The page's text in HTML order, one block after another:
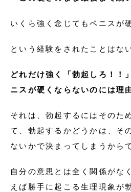
いくら強く念じてもペニスが
という経験をされたことはな
どれだけ強く「勃起しろ！！
ニスが硬くならないのには理
それは、勃起するにはそのた
て、勃起するかどうかは、そ
ないかで決まってしまうから
自分の意思とは全く関係がな
えば勝手に起こる生理現象が